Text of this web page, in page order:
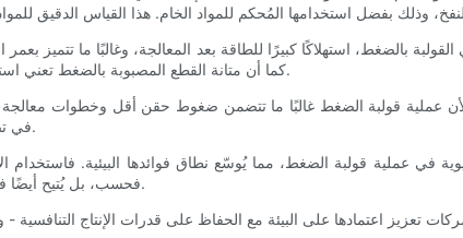
بالضغط، استهلاكًا كبيرًا للطاقة بعد المعالجة، وغالبًا ما تتميز
كما أن متانة القطع المصبوبة بالضغط تعني استهلاكًا أقل للموارد بمرور الوقت، مما يتماشى تمامًا مع نهج الاقتصاد الدائري.
عملية قولبة الضغط غالبًا ما تتضمن ضغوط حقن أقل وخطوات معالجة
في تصميم القوالب وأتمتتها، تساهم هذه العوامل في بيئة إنتاج أكثر مراعاةً للبيئة.
عملية قولبة الضغط، مما يُوسّع نطاق فوائدها البيئية. فاستخدام
فحسب، بل يُتيح أيضًا فرصًا لتطوير منتجات صديقة للبيئة تُلبّي طلب العملاء على خيارات مُستدامة.